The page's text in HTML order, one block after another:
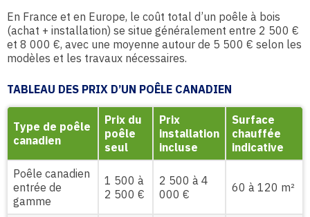
En France et en Europe, le coût total d’un poêle à bois
(achat + installation) se situe généralement entre 2 500 €
et 8 000 €, avec une moyenne autour de 5 500 € selon les
modèles et les travaux nécessaires.
TABLEAU DES PRIX D’UN POÊLE CANADIEN
Type de poêle
canadien
Prix du
poêle
seul
Prix
installation
incluse
Surface
chauffée
indicative
Poêle canadien
entrée de
gamme
1 500 à
2 500 €
2 500 à 4
000 €
60 à 120 m²